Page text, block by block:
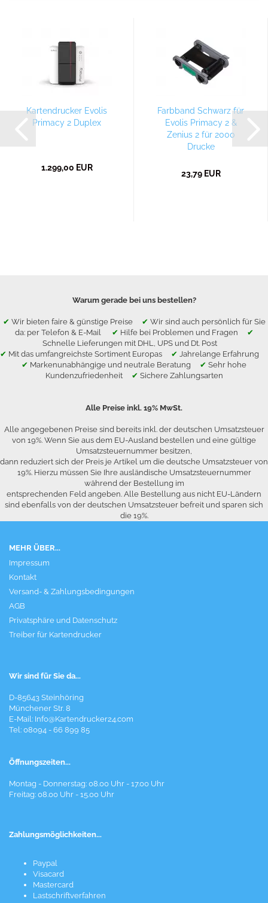
Kartendrucker Evolis
Primacy 2 Duplex
1.299,00 EUR
Farbband Schwarz für
Evolis Primacy 2 &
Zenius 2 für 2000
Drucke
23,79 EUR
Warum gerade bei uns bestellen?
✔ Wir bieten faire & günstige Preise ✔ Wir sind auch persönlich für Sie
da: per Telefon & E-Mail ✔ Hilfe bei Problemen und Fragen ✔
Schnelle Lieferungen mit DHL, UPS und Dt. Post
✔ Mit das umfangreichste Sortiment Europas ✔ Jahrelange Erfahrung
✔ Markenunabhängige und neutrale Beratung ✔ Sehr hohe
Kundenzufriedenheit ✔ Sichere Zahlungsarten
Alle Preise inkl. 19% MwSt.
Alle angegebenen Preise sind bereits inkl. der deutschen Umsatzsteuer
von 19%. Wenn Sie aus dem EU-Ausland bestellen und eine gültige
Umsatzsteuernummer besitzen,
dann reduziert sich der Preis je Artikel um die deutsche Umsatzsteuer von
19%. Hierzu müssen Sie Ihre ausländische Umsatzsteuernummer
während der Bestellung im
entsprechenden Feld angeben. Alle Bestellung aus nicht EU-Ländern
sind ebenfalls von der deutschen Umsatzsteuer befreit und sparen sich
die 19%.
MEHR ÜBER...
Impressum
Kontakt
Versand- & Zahlungsbedingungen
AGB
Privatsphäre und Datenschutz
Treiber für Kartendrucker
Wir sind für Sie da...
D-85643 Steinhöring
Münchener Str. 8
E-Mail: Info@Kartendrucker24.com
Tel: 08094 - 66 899 85
Öffnungszeiten...
Montag - Donnerstag: 08.00 Uhr - 17.00 Uhr
Freitag: 08.00 Uhr - 15.00 Uhr
Zahlungsmöglichkeiten...
Paypal
Visacard
Mastercard
Lastschriftverfahren